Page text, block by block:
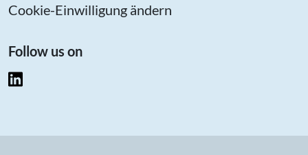
Cookie-Einwilligung ändern
Follow us on